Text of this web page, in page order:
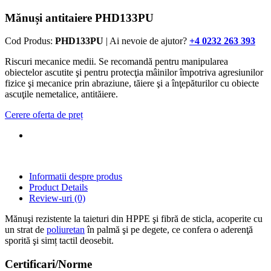
Mănuși antitaiere PHD133PU
Cod Produs: PHD133PU | Ai nevoie de ajutor? +4 0232 263 393
Riscuri mecanice medii. Se recomandă pentru manipularea
obiectelor ascutite şi pentru protecţia mâinilor împotriva agresiunilor
fizice şi mecanice prin abraziune, tăiere şi a înţepăturilor cu obiecte
ascuţile nemetalice, antităiere.
Cerere oferta de preț
Informatii despre produs
Product Details
Review-uri (0)
Mănuşi rezistente la taieturi din HPPE şi fibră de sticla, acoperite cu
un strat de poliuretanîn palmă şi pe degete, ce confera o aderenţă
sporită şi simț tactil deosebit.
Certificari/Norme